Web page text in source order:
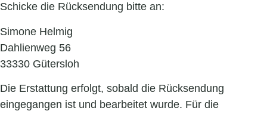
Schicke die Rücksendung bitte an:
Simone Helmig
Dahlienweg 56
33330 Gütersloh
Die Erstattung erfolgt, sobald die Rücksendung
eingegangen ist und bearbeitet wurde. Für die